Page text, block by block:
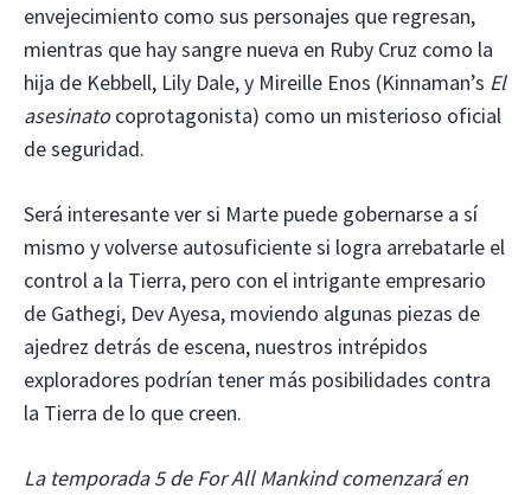
envejecimiento como sus personajes que regresan,
mientras que hay sangre nueva en Ruby Cruz como la
hija de Kebbell, Lily Dale, y Mireille Enos (Kinnaman’s El
asesinatocoprotagonista) como un misterioso oficial
de seguridad.
Será interesante ver si Marte puede gobernarse a sí
mismo y volverse autosuficiente si logra arrebatarle el
control a la Tierra, pero con el intrigante empresario
de Gathegi, Dev Ayesa, moviendo algunas piezas de
ajedrez detrás de escena, nuestros intrépidos
exploradores podrían tener más posibilidades contra
la Tierra de lo que creen.
La temporada 5 de For All Mankind comenzará en